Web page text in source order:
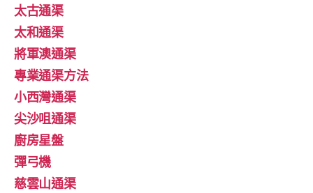
太古通渠
太和通渠
將軍澳通渠
專業通渠方法
小西灣通渠
尖沙咀通渠
廚房星盤
彈弓機
慈雲山通渠